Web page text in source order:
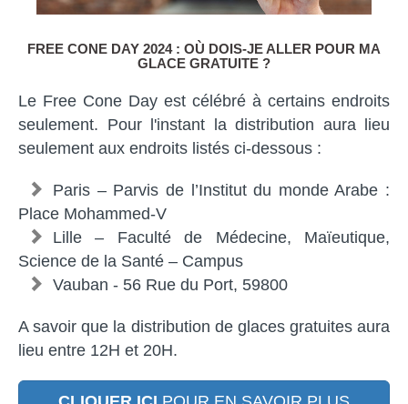
FREE CONE DAY 2024 : OÙ DOIS-JE ALLER POUR MA
GLACE GRATUITE ?
Le Free Cone Day est célébré à certains endroits
seulement. Pour l'instant la distribution aura lieu
seulement aux endroits listés ci-dessous :
Paris – Parvis de l’Institut du monde Arabe :
Place Mohammed-V
Lille – Faculté de Médecine, Maïeutique,
Science de la Santé – Campus
Vauban - 56 Rue du Port, 59800
A savoir que la distribution de glaces gratuites aura
lieu entre 12H et 20H.